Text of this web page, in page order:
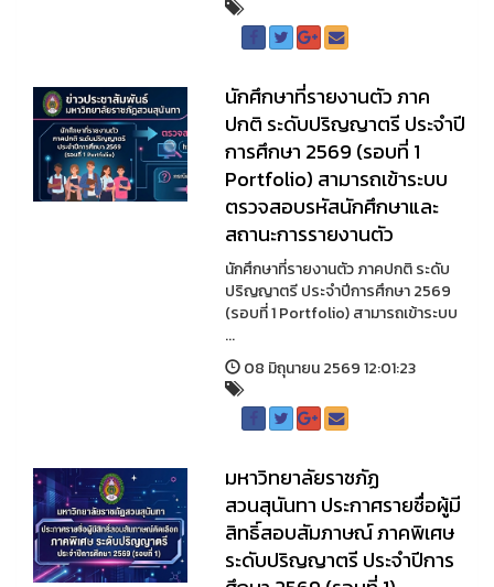
นักศึกษาที่รายงานตัว ภาค
ปกติ ระดับปริญญาตรี ประจำปี
การศึกษา 2569 (รอบที่ 1
Portfolio) สามารถเข้าระบบ
ตรวจสอบรหัสนักศึกษาและ
สถานะการรายงานตัว
นักศึกษาที่รายงานตัว ภาคปกติ ระดับ
ปริญญาตรี ประจำปีการศึกษา 2569
(รอบที่ 1 Portfolio) สามารถเข้าระบบ
...
08 มิถุนายน 2569 12:01:23
มหาวิทยาลัยราชภัฏ
สวนสุนันทา ประกาศรายชื่อผู้มี
สิทธิ์สอบสัมภาษณ์ ภาคพิเศษ
ระดับปริญญาตรี ประจำปีการ